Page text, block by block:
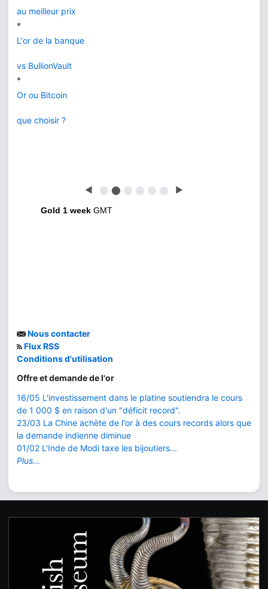
au meilleur prix
*
L'or de la banque
vs BullionVault
*
Or ou Bitcoin
que choisir ?
◀ ⬤ ⬤ ⬤ ⬤ ⬤ ⬤ ▶
Gold 1 week GMT
Nous contacter
Flux RSS
Conditions d'utilisation
Offre et demande de l'or
16/05 L'investissement dans le platine soutiendra le cours
de 1 000 $ en raison d'un "déficit record".
23/03 La Chine achète de l'or à des cours records alors que
la demande indienne diminue
01/02 L'Inde de Modi taxe les bijoutiers...
Plus...